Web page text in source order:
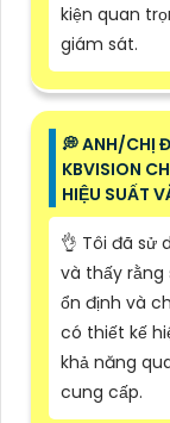
kiện quan
giám sát.
️💭 ANH/CHỊ
KBVISION
HIỆU SUẤT
👌 Tôi đã sử
và thấy rằng
ổn định và
có thiết kế
khả năng
cung cấp.